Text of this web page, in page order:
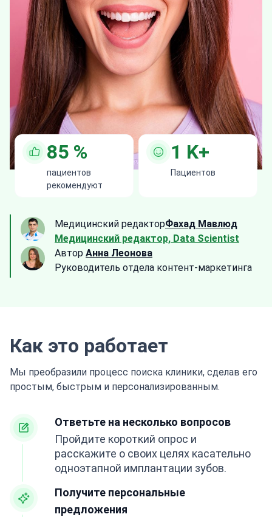
85 %
пациентов
рекомендуют
1 K+
Пациентов
Медицинский редакторФахад Мавлюд
Медицинский редактор, Data Scientist
Автор Анна Леонова
Руководитель отдела контент-маркетинга
Как это работает
Мы преобразили процесс поиска клиники, сделав его
простым, быстрым и персонализированным.
Ответьте на несколько вопросов
Пройдите короткий опрос и
расскажите о своих целях касательно
одноэтапной имплантации зубов.
Получите персональные
предложения